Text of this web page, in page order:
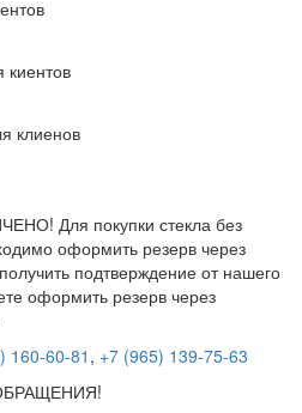
Для покупки стекла без
оформить резерв через
подтверждение от нашего
оформить резерв через
160-60-81 , +7 (965) 139-75-63